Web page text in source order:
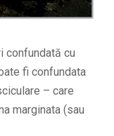
cu
fi confundata
– care
marginata (sau